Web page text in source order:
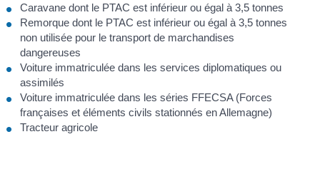
Caravane dont le PTAC est inférieur ou égal à 3,5 tonnes
Remorque dont le PTAC est inférieur ou égal à 3,5 tonnes
non utilisée pour le transport de marchandises
dangereuses
Voiture immatriculée dans les services diplomatiques ou
assimilés
Voiture immatriculée dans les séries FFECSA (Forces
françaises et éléments civils stationnés en Allemagne)
Tracteur agricole